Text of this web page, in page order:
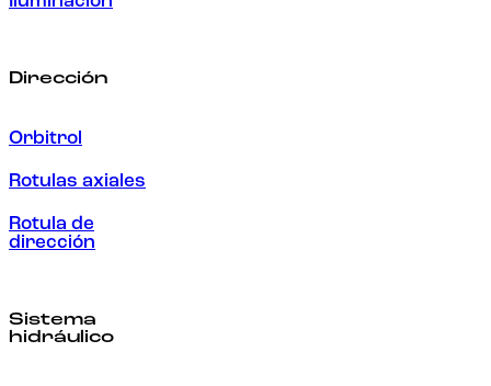
Dirección
Orbitrol
Rotulas axiales
Rotula de
dirección
Sistema
hidráulico